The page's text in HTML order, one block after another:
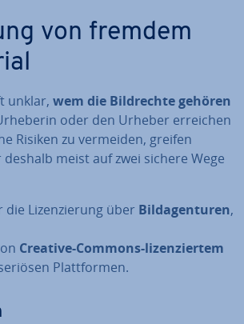
von fremdem
unklar, wem die Bild­rech­te gehören
oder den Urheber erreichen
Risiken zu vermeiden, greifen
meist auf zwei sichere Wege
die Li­zen­zie­rung über Bild­agen­tu­ren,
Creative-Commons-li­zen­zier­tem
Platt­for­men.